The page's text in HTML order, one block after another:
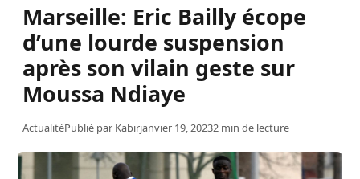
Marseille: Eric Bailly écope
d’une lourde suspension
après son vilain geste sur
Moussa Ndiaye
ActualitéPublié par Kabirjanvier 19, 20232 min de lecture